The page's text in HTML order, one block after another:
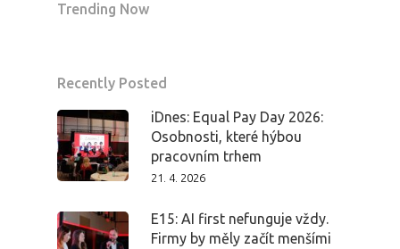
Trending Now
Recently Posted
iDnes: Equal Pay Day 2026:
Osobnosti, které hýbou
pracovním trhem
21. 4. 2026
E15: AI first nefunguje vždy.
Firmy by měly začít menšími